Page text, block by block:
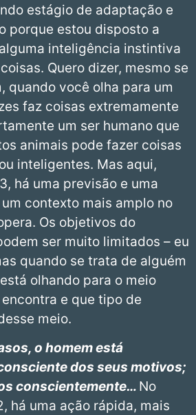
estágio de adaptação e
porque estou disposto a
inteligência instintiva
Quero dizer, mesmo se
quando você olha para um
faz coisas extremamente
um ser humano que
animais pode fazer coisas
inteligentes. Mas aqui,
há uma previsão e uma
contexto mais amplo no
Os objetivos do
ser muito limitados – eu
quando se trata de alguém
olhando para o meio
e que tipo de
meio.
o homem está
dos seus motivos;
conscientemente… No
há uma ação rápida, mais